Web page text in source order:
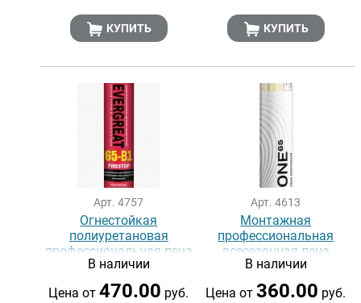
КУПИТЬ КУПИТЬ
Арт. 4757
Огнестойкая
полиуретановая
профессиональная пена
EVERGREAT 65-B1
FIRESTOP, 750 мл
В наличии
Цена от470.00 руб.
Арт. 4613
Монтажная
профессиональная
всесезонная пена
KRONBuild 65, 850 мл
В наличии
Цена от360.00 руб.